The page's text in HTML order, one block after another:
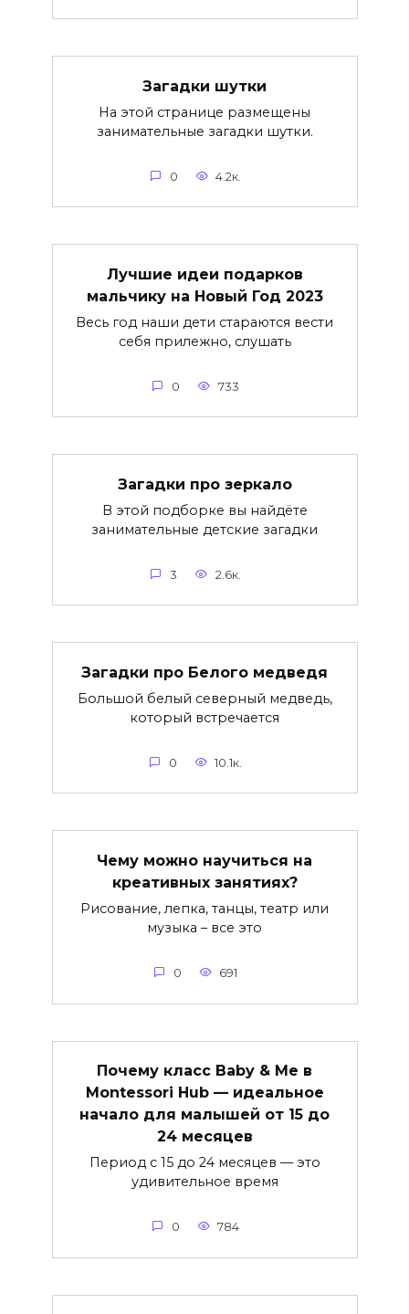
Загадки шутки
На этой странице размещены
занимательные загадки шутки.
0 4.2к.
Лучшие идеи подарков
мальчику на Новый Год 2023
Весь год наши дети стараются вести
себя прилежно, слушать
0 733
Загадки про зеркало
В этой подборке вы найдёте
занимательные детские загадки
3 2.6к.
Загадки про Белого медведя
Большой белый северный медведь,
который встречается
0 10.1к.
Чему можно научиться на
креативных занятиях?
Рисование, лепка, танцы, театр или
музыка – все это
0 691
Почему класс Baby & Me в
Montessori Hub — идеальное
начало для малышей от 15 до
24 месяцев
Период с 15 до 24 месяцев — это
удивительное время
0 784